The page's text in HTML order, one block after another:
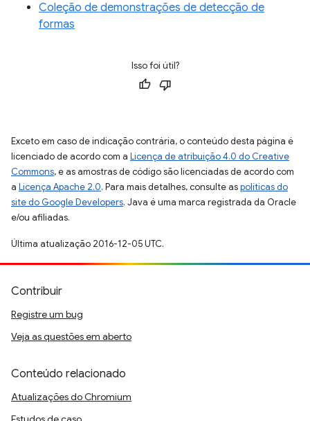
Coleção de demonstrações de detecção de
formas
Isso foi útil?
Exceto em caso de indicação contrária, o conteúdo desta página é
licenciado de acordo com a Licença de atribuição 4.0 do Creative
Commons, e as amostras de código são licenciadas de acordo com
a Licença Apache 2.0. Para mais detalhes, consulte aspolíticas do
site do Google Developers. Java é uma marca registrada da Oracle
e/ou afiliadas.
Última atualização 2016-12-05 UTC.
Contribuir
Registre um bug
Veja as questões em aberto
Conteúdo relacionado
Atualizações do Chromium